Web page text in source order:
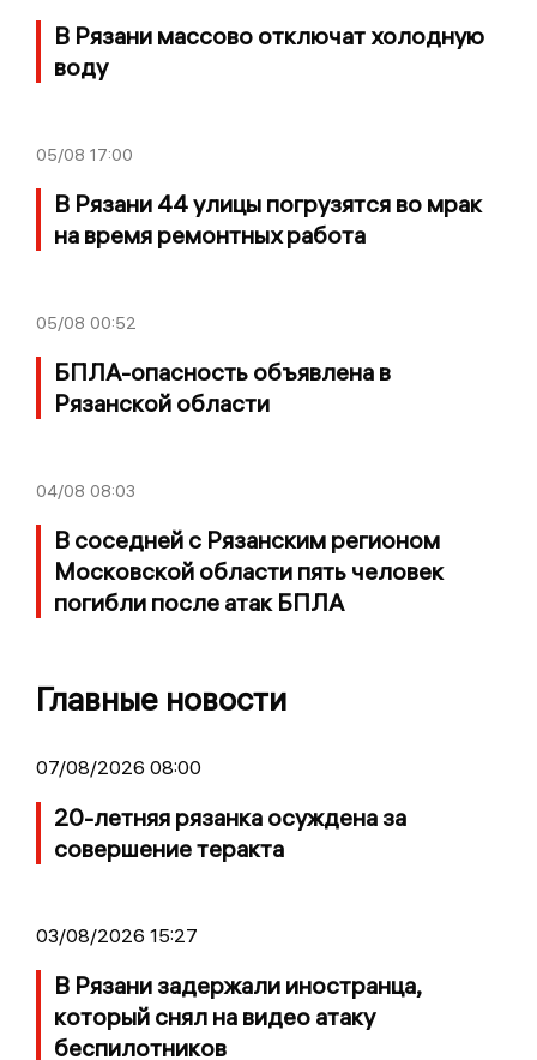
В Рязани массово отключат холодную
воду
05/08 17:00
В Рязани 44 улицы погрузятся во мрак
на время ремонтных работа
05/08 00:52
БПЛА-опасность объявлена в
Рязанской области
04/08 08:03
В соседней с Рязанским регионом
Московской области пять человек
погибли после атак БПЛА
Главные новости
07/08/2026 08:00
20-летняя рязанка осуждена за
совершение теракта
03/08/2026 15:27
В Рязани задержали иностранца,
который снял на видео атаку
беспилотников